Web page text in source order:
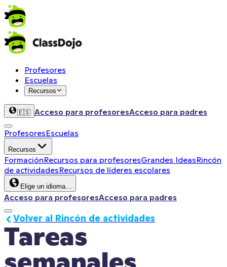
Profesores
Escuelas
Recursos
🇪🇸 Acceso para profesoresAcceso para padres
ProfesoresEscuelas
Recursos
FormaciónRecursos para profesoresGrandes IdeasRincón
de actividadesRecursos de líderes escolares
Elige un idioma…
Acceso para profesoresAcceso para padres
Tareas
Volver al Rincón de actividades